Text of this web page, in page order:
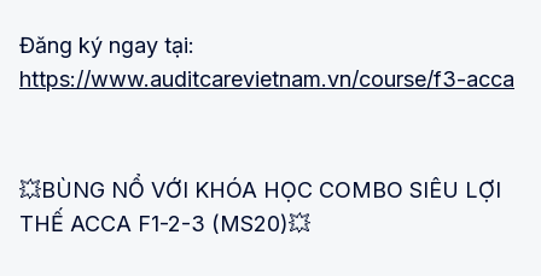
Đăng ký ngay tại:
https://www.auditcarevietnam.vn/course/f3-acca
💥BÙNG NỔ VỚI KHÓA HỌC COMBO SIÊU LỢI
THẾ ACCA F1-2-3 (MS20)💥